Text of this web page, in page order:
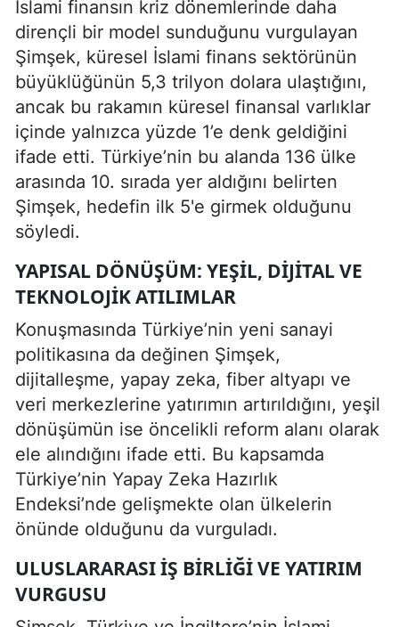
İslami finansın kriz dönemlerinde daha
dirençli bir model sunduğunu vurgulayan
Şimşek, küresel İslami finans sektörünün
büyüklüğünün 5,3 trilyon dolara ulaştığını,
ancak bu rakamın küresel finansal varlıklar
içinde yalnızca yüzde 1’e denk geldiğini
ifade etti. Türkiye’nin bu alanda 136 ülke
arasında 10. sırada yer aldığını belirten
Şimşek, hedefin ilk 5'e girmek olduğunu
söyledi.
YAPISAL DÖNÜŞÜM: YEŞIL, DIJITAL VE
TEKNOLOJIK ATILIMLAR
Konuşmasında Türkiye’nin yeni sanayi
politikasına da değinen Şimşek,
dijitalleşme, yapay zeka, fiber altyapı ve
veri merkezlerine yatırımın artırıldığını, yeşil
dönüşümün ise öncelikli reform alanı olarak
ele alındığını ifade etti. Bu kapsamda
Türkiye’nin Yapay Zeka Hazırlık
Endeksi’nde gelişmekte olan ülkelerin
önünde olduğunu da vurguladı.
ULUSLARARASI İŞ BIRLIĞI VE YATIRIM
VURGUSU